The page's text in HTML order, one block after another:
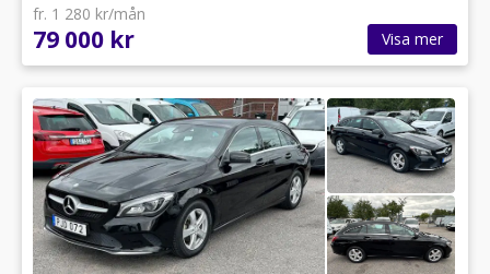
fr. 1 280 kr/mån
79 000 kr Visa mer